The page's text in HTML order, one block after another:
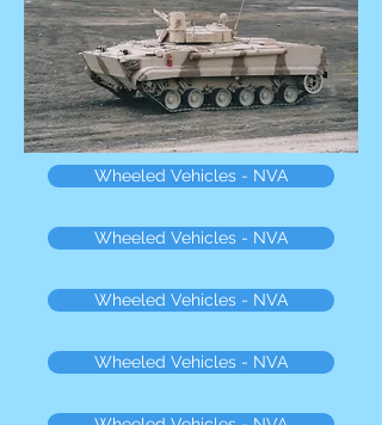
Wheeled Vehicles - NVA
Wheeled Vehicles - NVA
Wheeled Vehicles - NVA
Wheeled Vehicles - NVA